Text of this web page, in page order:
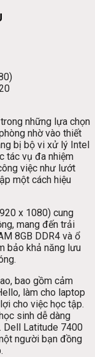
những lựa chọn
nhờ vào thiết
bị bộ vi xử lý Intel
tác vụ đa nhiệm
việc như lướt
một cách hiệu
x 1080) cung
mang đến trải
8GB DDR4 và ổ
bảo khả năng lưu
bao gồm cảm
làm cho laptop
cho việc học tập.
sinh dễ dàng
Dell Latitude 7400
người bạn đồng